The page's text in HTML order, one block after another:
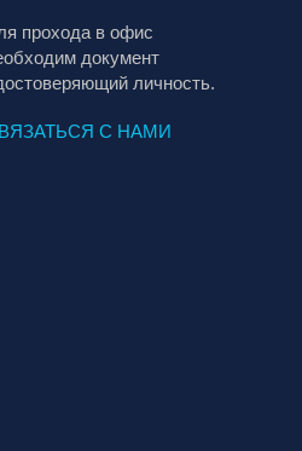
прохода в офис
документ
личность.
С НАМИ